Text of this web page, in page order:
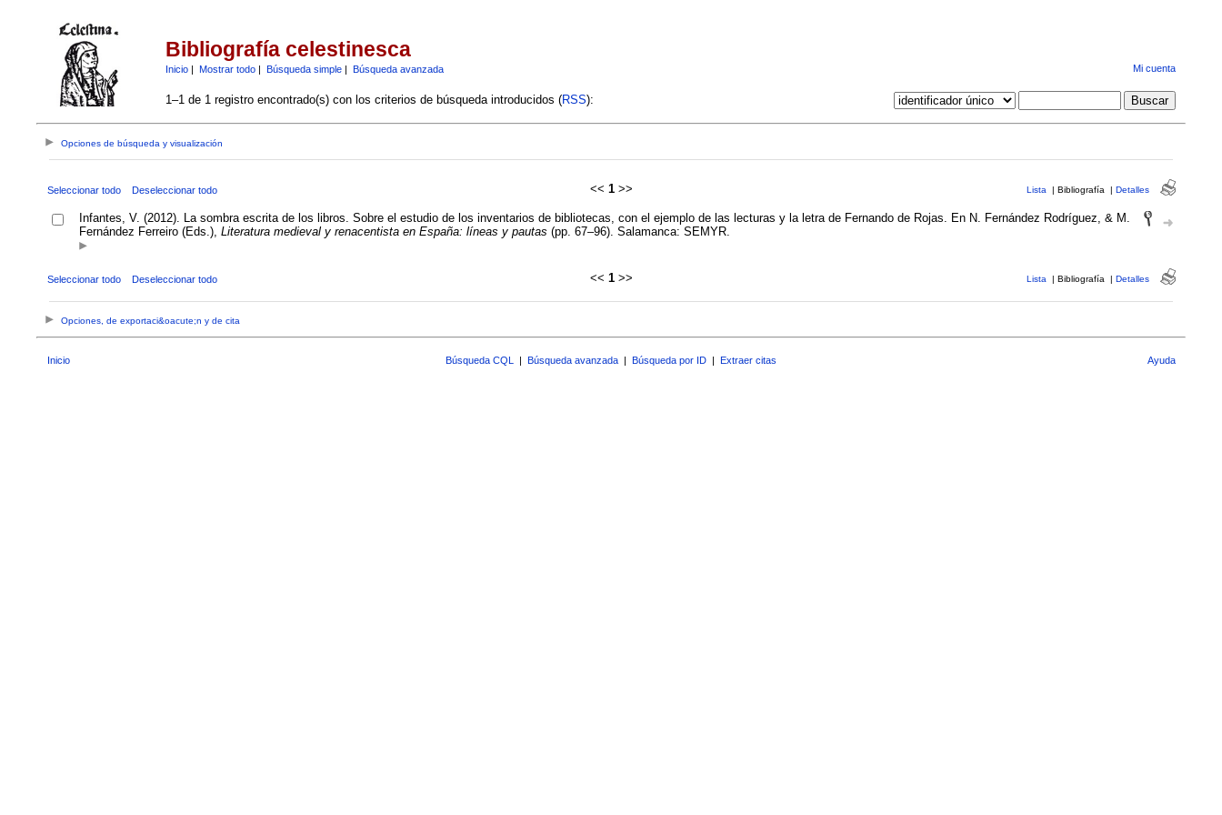
Bibliografía celestinesca
Inicio| Mostrar todo| Búsqueda simple| Búsqueda avanzada Mi cuenta
1–1 de 1 registro encontrado(s) con los criterios de búsqueda introducidos (RSS):
Opciones de búsqueda y visualización
Seleccionar todo Deseleccionar todo << 1>> Lista | Bibliografía | Detalles
Infantes, V. (2012). La sombra escrita de los libros. Sobre el estudio de los inventarios de bibliotecas, con el ejemplo de las lecturas y la letra de Fernando de Rojas. En N. Fernández Rodríguez, & M.
Fernández Ferreiro (Eds.), Literatura medieval y renacentista en España: líneas y pautas (pp. 67–96). Salamanca: SEMYR.
Seleccionar todo Deseleccionar todo << 1>> Lista | Bibliografía | Detalles
Opciones, de exportaci&oacute;n y de cita
Inicio Búsqueda CQL | Búsqueda avanzada | Búsqueda por ID | Extraer citas Ayuda